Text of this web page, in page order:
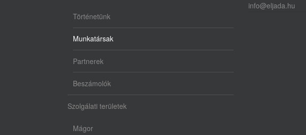
Történetünk
Munkatársak
Partnerek
Beszámolók
Szolgálati területek
Mágor
info@eljada.hu